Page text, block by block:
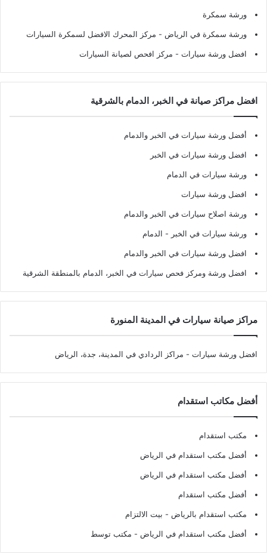
ورشة سمكرة
ورشة سمكرة في الرياض - مركز المحرك الافضل لسمكرة السيارات
افضل ورشة سيارات - مركز افحص لصيانة السيارات
افضل مراكز صيانة في الخبر، الدمام بالشرقية
أفضل ورشة سيارات في الخبر والدمام
افضل ورشة سيارات في الخبر
ورشة سيارات في الدمام
افضل ورشة سيارات
ورشة اصلاح سيارات في الخبر والدمام
ورشة سيارات في الخبر - الدمام
افضل ورشة سيارات في الخبر والدمام
افضل ورشة ومركز فحص سيارات في الخبر، الدمام بالمنطقة الشرقية
مراكز صيانة سيارات في المدينة المنورة
افضل ورشة سيارات - مراكز الردادي في المدينة، جدة، الرياض
أفضل مكاتب استقدام
مكتب استقدام
أفضل مكتب استقدام في الرياض
أفضل مكتب استقدام في الرياض
أفضل مكتب استقدام
مكتب استقدام بالرياض - بيت الالتزام
أفضل مكتب استقدام في الرياض - مكتب توسط